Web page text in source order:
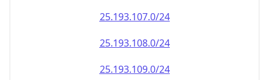
25.193.107.0/24
25.193.108.0/24
25.193.109.0/24